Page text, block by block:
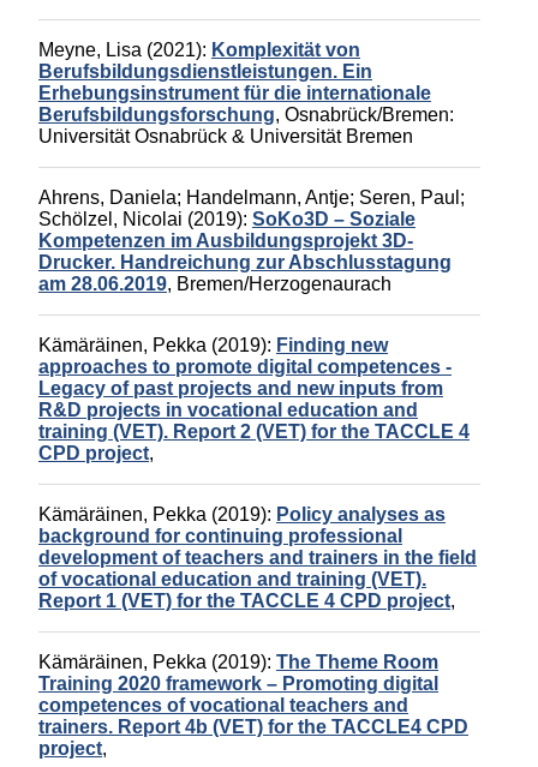
Meyne, Lisa (2021): Komplexität von
Berufsbildungsdienstleistungen. Ein
Erhebungsinstrument für die internationale
Berufsbildungsforschung, Osnabrück/Bremen:
Universität Osnabrück & Universität Bremen
Ahrens, Daniela; Handelmann, Antje; Seren, Paul ;
Schölzel, Nicolai (2019): SoKo3D – Soziale
Kompetenzen im Ausbildungsprojekt 3D-
Drucker. Handreichung zur Abschlusstagung
am 28.06.2019, Bremen/Herzogenaurach
Kämäräinen, Pekka (2019): Finding new
approaches to promote digital competences -
Legacy of past projects and new inputs from
R&D projects in vocational education and
training (VET). Report 2 (VET) for the TACCLE 4
CPD project,
Kämäräinen, Pekka (2019): Policy analyses as
background for continuing professional
development of teachers and trainers in the field
of vocational education and training (VET).
Report 1 (VET) for the TACCLE 4 CPD project,
Kämäräinen, Pekka (2019): The Theme Room
Training 2020 framework – Promoting digital
competences of vocational teachers and
trainers. Report 4b (VET) for the TACCLE4 CPD
project,